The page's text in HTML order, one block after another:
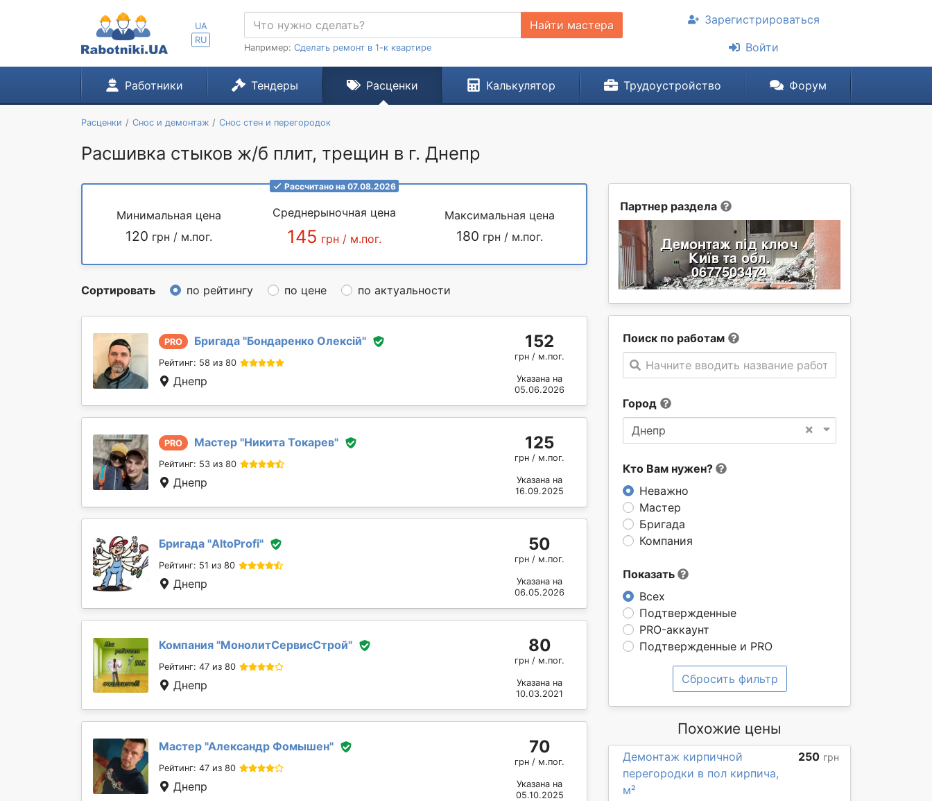
UA
RU
Найти мастера
Например: Сделать ремонт в 1-к квартире
Зарегистрироваться
Войти
Работники Тендеры Расценки Калькулятор Трудоустройство Форум
Расценки Снос и демонтаж Снос стен и перегородок
Расшивка стыков ж/б плит, трещин в г. Днепр
Партнер раздела
Поиск по работам
Начните вводить название работы
Город
×
Днепр
Кто Вам нужен?
Неважно
Мастер
Бригада
Компания
Показать
Всех
Подтвержденные
PRO-аккаунт
Подтвержденные и PRO
Сбросить фильтр
Рассчитано на 07.08.2026
Минимальная цена
120 грн / м.пог.
Среднерыночная цена
145 грн / м.пог.
Максимальная цена
180 грн / м.пог.
Сортировать по рейтингу по цене по актуальности
PRO Бригада "Бондаренко Олексій"
Рейтинг: 58 из 80
Днепр
152
грн / м.пог.
Указана на
05.06.2026
PRO Мастер "Никита Токарев"
Рейтинг: 53 из 80
Днепр
125
грн / м.пог.
Указана на
16.09.2025
Бригада "AltoProfi"
Рейтинг: 51 из 80
Днепр
50
грн / м.пог.
Указана на
06.05.2026
Компания "МонолитСервисСтрой"
Рейтинг: 47 из 80
Днепр
80
грн / м.пог.
Указана на
10.03.2021
Мастер "Александр Фомышен"
Рейтинг: 47 из 80
Днепр
70
грн / м.пог.
Указана на
05.10.2025
Похожие цены
Демонтаж кирпичной
перегородки в пол кирпича,
м²
250 грн